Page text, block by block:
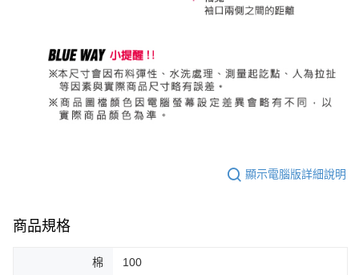
顯示電腦版詳細說明
商品規格
棉 100